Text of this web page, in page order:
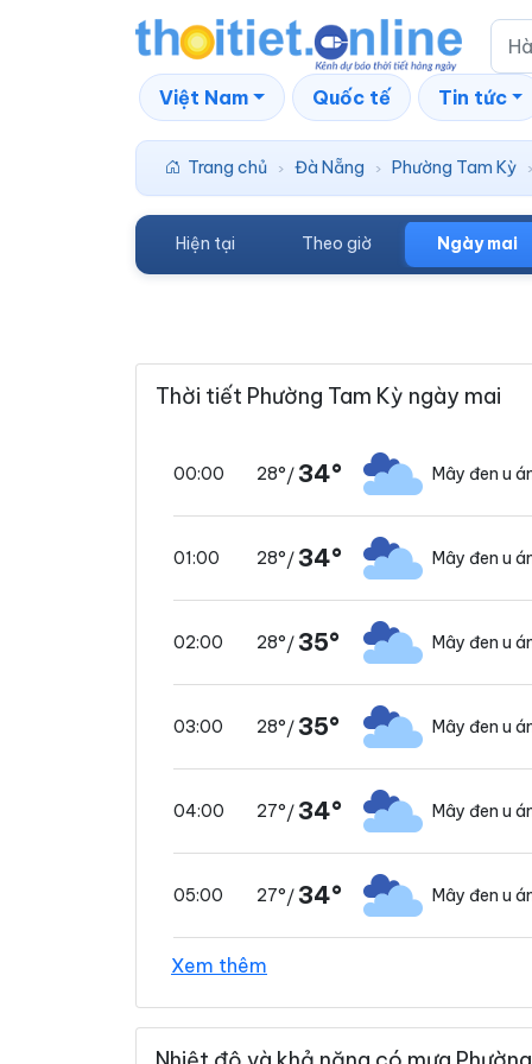
Việt Nam Quốc tế Tin tức
Trang chủ › Đà Nẵng › Phường Tam Kỳ ›
Hiện tại Theo giờ Ngày mai
Thời tiết Phường Tam Kỳ ngày mai
00:00 28°/34° Mây đen u
01:00 28°/34° Mây đen u
02:00 28°/35° Mây đen u
03:00 28°/35° Mây đen u
04:00 27°/34° Mây đen u
05:00 27°/34° Mây đen u
06:00 27°
Xem thêm